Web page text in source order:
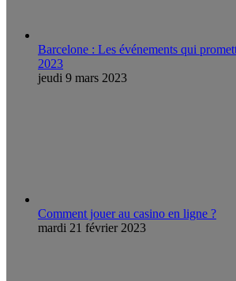
Barcelone : Les événements qui
2023
jeudi 9 mars 2023
Comment jouer au casino en ligne ?
mardi 21 février 2023